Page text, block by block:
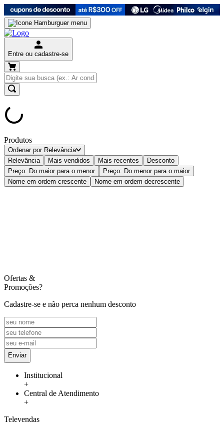
Entre ou cadastre-se
Produtos
Ordenar por Relevância
Relevância
Mais vendidos Mais recentes
Desconto
Preço: Do maior para o menor
Preço: Do menor para o maior
Nome em ordem crescente
Nome em ordem decrescente
Ofertas &
Promoções?
Cadastre-se e não perca nenhum desconto
Enviar
Institucional
+
Central de Atendimento
+
Televendas